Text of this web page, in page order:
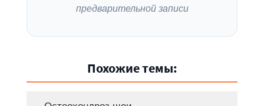
предварительной записи
Похожие темы: